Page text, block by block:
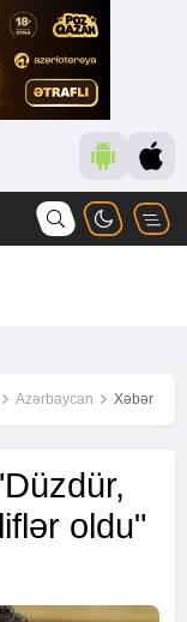
Azərbaycan Xəbər
oldu"